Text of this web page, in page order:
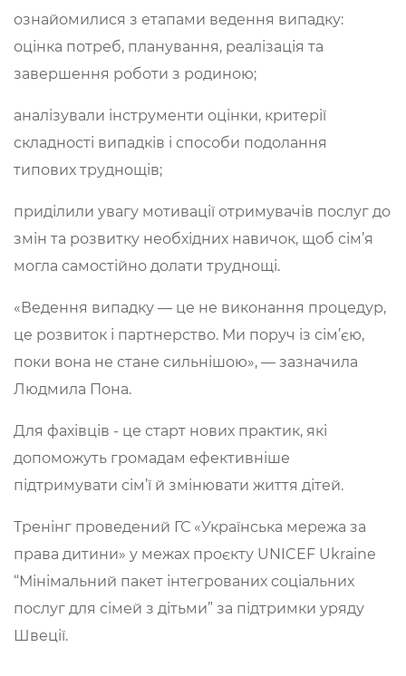
ознайомилися з етапами ведення випадку:
оцінка потреб, планування, реалізація та
завершення роботи з родиною;
аналізували інструменти оцінки, критерії
складності випадків і способи подолання
типових труднощів;
приділили увагу мотивації отримувачів послуг до
змін та розвитку необхідних навичок, щоб сім’я
могла самостійно долати труднощі.
«Ведення випадку — це не виконання процедур,
це розвиток і партнерство. Ми поруч із сім’єю,
поки вона не стане сильнішою», — зазначила
Людмила Пона.
Для фахівців - це старт нових практик, які
допоможуть громадам ефективніше
підтримувати сім’ї й змінювати життя дітей.
Тренінг проведений ГС «Українська мережа за
права дитини» у межах проєкту UNICEF Ukraine
“Мінімальний пакет інтегрованих соціальних
послуг для сімей з дітьми” за підтримки уряду
Швеції.